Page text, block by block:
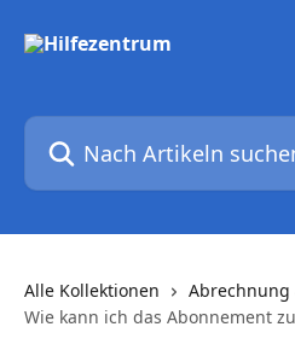
Nach Artikeln suchen …
Alle Kollektionen
Abrechnung
Wie kann ich das Abonnement